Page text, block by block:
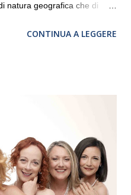
natura geografica che di
in Germania, e toccherà, in
si esibirà per il secondo anno
avrà il piacere di applaudire i
Philharmonic per la quarta
da Kristjan Järvi (affiancato
CONTINUA A LEGGERE